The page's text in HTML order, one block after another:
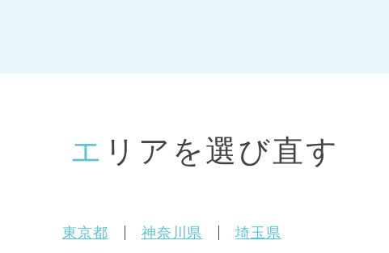
エリアを選び直す
東京都 神奈川県 埼玉県